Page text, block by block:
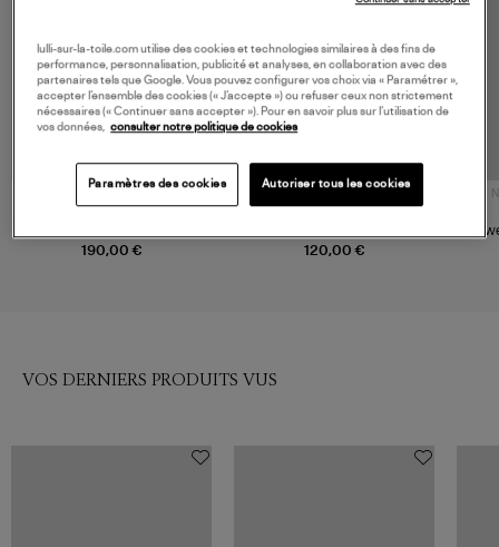
190,00 €
Atlantic Blue
120,00 €
Blue/Night Indigo
VOS DERNIERS PRODUITS VUS
lulli-sur-la-toile.com utilise des cookies et technologies similaires à des fins de
performance, personnalisation, publicité et analyses, en collaboration avec des
partenaires tels que Google. Vous pouvez configurer vos choix via « Paramétrer »,
accepter l’ensemble des cookies (« J’accepte ») ou refuser ceux non strictement
nécessaires (« Continuer sans accepter »). Pour en savoir plus sur l’utilisation de
vos données, consulter notre politique de cookies
Paramètres des cookies Autoriser tous les cookies